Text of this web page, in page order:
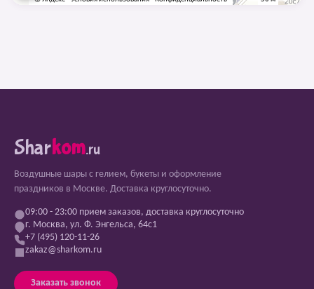
Sharkom.ru
Воздушные шары с гелием, букеты и оформление
праздников в Москве. Доставка круглосуточно.
09:00 - 23:00 прием заказов, доставка круглосуточно
г. Москва, ул. Ф. Энгельса, 64с1
+7 (495) 120-11-26
zakaz@sharkom.ru
Заказать звонок